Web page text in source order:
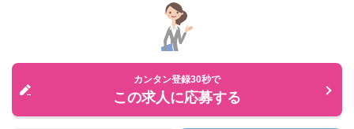
カンタン登録30秒で
この求人に応募する